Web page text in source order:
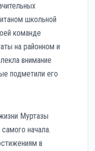
школьной
команде
на районном и
внимание
подметили его
Муртазы
начала.
в